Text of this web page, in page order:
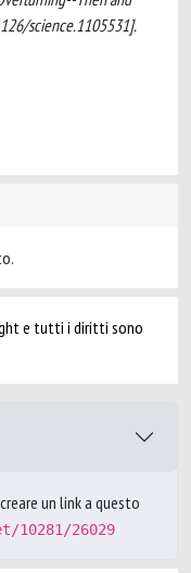
science.1105531].
e tutti i diritti sono
un link a questo
26029